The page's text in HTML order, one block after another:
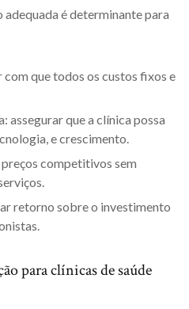
é determinante para
que todos os custos fixos e
assegurar que a clínica possa
e crescimento.
competitivos sem
retorno sobre o investimento
para clínicas de saúde